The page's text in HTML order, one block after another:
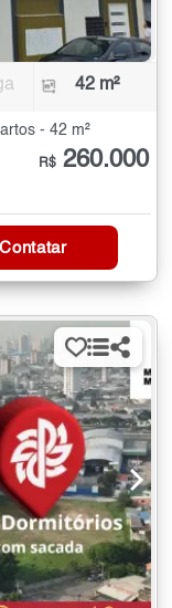
42 m²
- 42 m²
R$ 260.000
Contatar